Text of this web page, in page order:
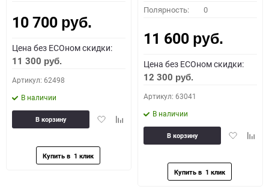
10 700 руб.
Цена без ECOном скидки:
11 300 руб.
Артикул: 62498
В наличии
ДобавитьДобавить
сравнению
В корзину
Полярность: 0
11 600 руб.
Цена без ECOном скидки:
12 300 руб.
Артикул: 63041
В наличии
Добавить
В корзину